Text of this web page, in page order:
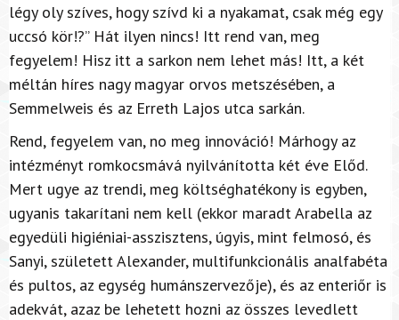
légy oly szíves, hogy szívd ki a nyakamat, csak még egy
uccsó kör!?” Hát ilyen nincs! Itt rend van, meg
fegyelem! Hisz itt a sarkon nem lehet más! Itt, a két
méltán híres nagy magyar orvos metszésében, a
Semmelweis és az Erreth Lajos utca sarkán.
Rend, fegyelem van, no meg innováció! Márhogy az
intézményt romkocsmává nyilvánította két éve Előd.
Mert ugye az trendi, meg költséghatékony is egyben,
ugyanis takarítani nem kell (ekkor maradt Arabella az
egyedüli higiéniai-asszisztens, úgyis, mint felmosó, és
Sanyi, született Alexander, multifunkcionális analfabéta
és pultos, az egység humánszervezője), és az enteriőr is
adekvát, azaz be lehetett hozni az összes levedlett